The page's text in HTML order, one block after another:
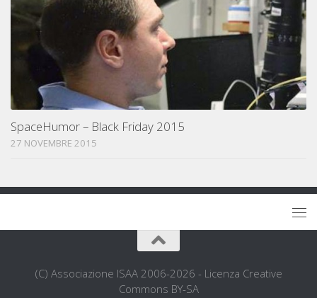
SpaceHumor – Black Friday 2015
27 NOVEMBRE 2015
(C) Associazione ISAA 2006-2026 - Licenza Creative
Commons BY-SA